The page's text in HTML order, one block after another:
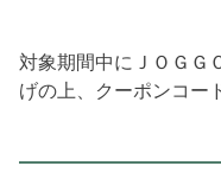
対象期間中にＪＯＧＧ
げの上、クーポンコー